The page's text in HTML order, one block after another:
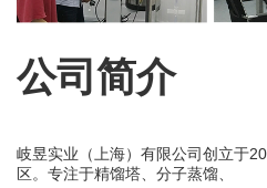
公司简介
岐昱实业（上海）有限公司创立于
区。专注于精馏塔、分子蒸馏、